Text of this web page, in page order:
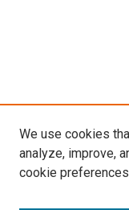
We use cookies
analyze, improve,
cookie